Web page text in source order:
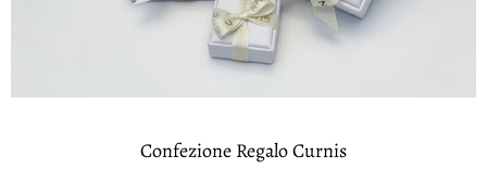
Confezione Regalo Curnis